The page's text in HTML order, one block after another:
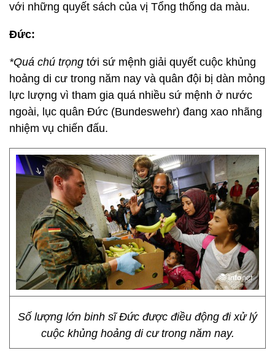
với những quyết sách của vị Tổng thống da màu.
Đức:
*Quá chú trọng tới sứ mệnh giải quyết cuộc khủng
hoảng di cư trong năm nay và quân đội bị dàn mỏng
lực lượng vì tham gia quá nhiều sứ mệnh ở nước
ngoài, lục quân Đức (Bundeswehr) đang xao nhãng
nhiệm vụ chiến đấu.
Số lượng lớn binh sĩ Đức được điều động đi xử lý
cuộc khủng hoảng di cư trong năm nay.